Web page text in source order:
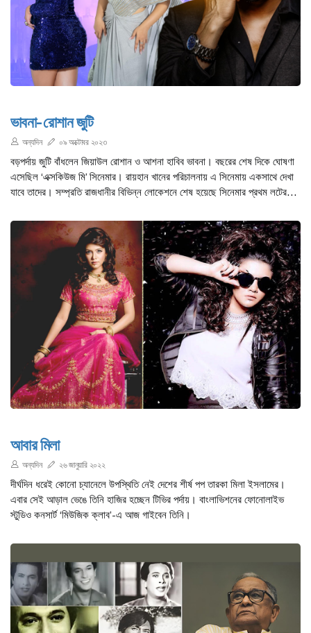
ভাবনা-রোশান জুটি
অন্যদিন ০৯ অক্টোবর ২০২৩
বড়পর্দায় জুটি বাঁধলেন জিয়াউল রোশান ও আশনা হাবিব ভাবনা। বছরের শেষ দিকে ঘোষণা
এসেছিল ‘এক্সকিউজ মি’ সিনেমার। রায়হান খানের পরিচালনায় এ সিনেমায় একসাথে দেখা
যাবে তাদের। সম্প্রতি রাজধানীর বিভিন্ন লোকেশনে শেষ হয়েছে সিনেমার প্রথম লটের
আবার মিলা
অন্যদিন ২৬ জানুয়ারি ২০২২
দীর্ঘদিন ধরেই কোনো চ্যানেলে উপস্থিতি নেই দেশের শীর্ষ পপ তারকা মিলা ইসলামের।
এবার সেই আড়াল ভেঙে তিনি হাজির হচ্ছেন টিভির পর্দায়। বাংলাভিশনের ফোনোলাইভ
স্টুডিও কনসার্ট ‘মিউজিক ক্লাব’-এ আজ গাইবেন তিনি।